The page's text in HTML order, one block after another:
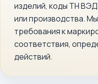
изделий, коды ТН
или производства.
требования к
соответствия,
действий.